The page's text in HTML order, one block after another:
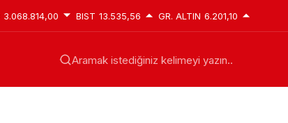
3.068.814,00 BIST 13.535,56 GR. ALTIN 6.201,10
Aramak istediğiniz kelimeyi yazın..